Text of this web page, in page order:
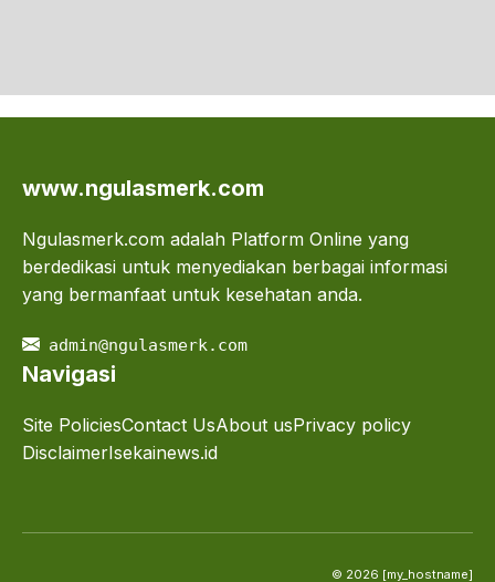
www.ngulasmerk.com
Ngulasmerk.com adalah Platform Online yang
berdedikasi untuk menyediakan berbagai informasi
yang bermanfaat untuk kesehatan anda.
admin@ngulasmerk.com
Navigasi
Site PoliciesContact UsAbout usPrivacy policy
DisclaimerIsekainews.id
© 2026 [my_hostname]